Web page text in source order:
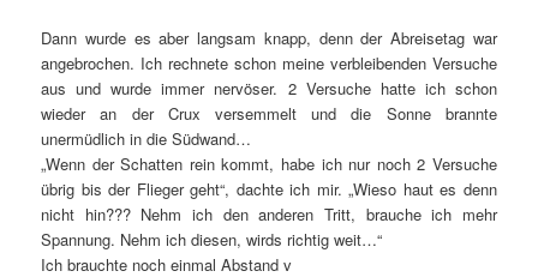
Dann wurde es aber langsam knapp, denn der Abreisetag war
angebrochen. Ich rechnete schon meine verbleibenden Versuche
aus und wurde immer nervöser. 2 Versuche hatte ich schon
wieder an der Crux versemmelt und die Sonne brannte
unermüdlich in die Südwand…
„Wenn der Schatten rein kommt, habe ich nur noch 2 Versuche
übrig bis der Flieger geht“, dachte ich mir. „Wieso haut es denn
nicht hin??? Nehm ich den anderen Tritt, brauche ich mehr
Spannung. Nehm ich diesen, wirds richtig weit…“
Ich brauchte noch einmal Abstand v